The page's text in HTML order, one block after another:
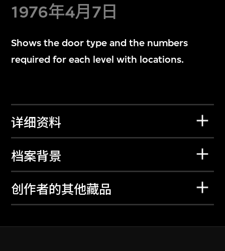
1976年4月7日
Shows the door type and the numbers
required for each level with locations.
详细资料
档案背景
创作者的其他藏品